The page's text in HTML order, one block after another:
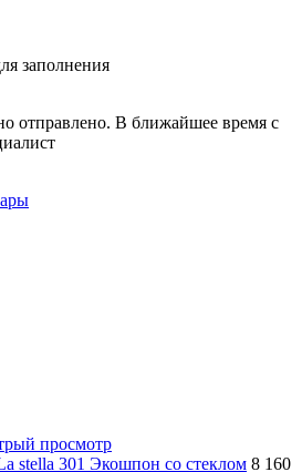
заполнения
отправлено. В ближайшее время с
просмотр
stella 301 Экошпон со стеклом 8 160